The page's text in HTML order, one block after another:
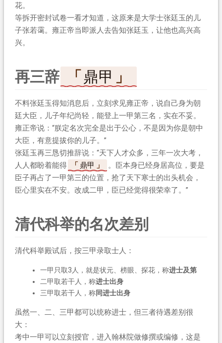
花。
等拆开密封试卷一看才知道，这原来是大学士张廷玉的儿
子张若霭。雍正帝当即派人去告知张廷玉，让他也高兴高
兴。
再三辞 鼎甲
不料张廷玉得知消息后，立刻求见雍正帝，说自己身为朝
廷大臣，儿子年纪尚轻，能登上一甲第三名，实在不妥。
雍正帝说：“朕定名次完全是出于公心，不是因为你是朝中
大臣，有意提拔你的儿子。”
张廷玉再三恳切推辞说：“天下人才众多，三年一次大考，
人人都盼着能得
鼎甲
。臣本身已经身居高位，要是
臣子再占了一甲第三的位置，抢了天下寒士的出头机会，
臣心里实在不安。改成二甲，臣已经觉得很荣幸了。”
清代科举的名次差别
清代科举殿试后，按三甲录取士人：
一甲只取3人，就是状元、榜眼、探花，称进士及第
二甲取若干人，称进士出身
三甲取若干人，称同进士出身
虽然一、二、三甲都可以统称进士，但三者待遇差别很
大：
考中一甲可以立刻授官，进入翰林院做修撰或编修，这是